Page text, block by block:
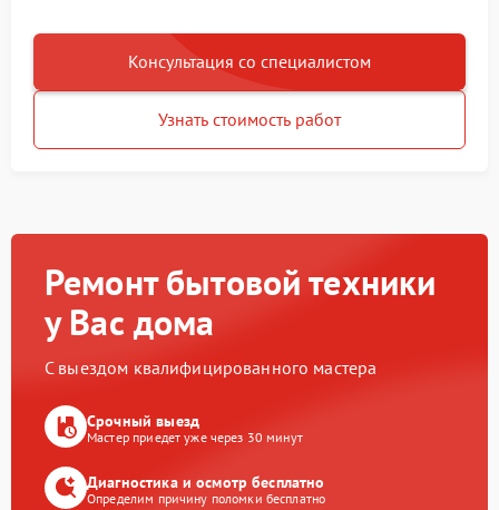
Консультация со специалистом
Узнать стоимость работ
Ремонт бытовой техники
у Вас дома
С выездом квалифицированного мастера
Срочный выезд
Мастер приедет уже через 30 минут
Диагностика и осмотр бесплатно
Определим причину поломки бесплатно